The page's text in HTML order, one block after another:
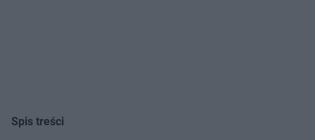
Spis treści